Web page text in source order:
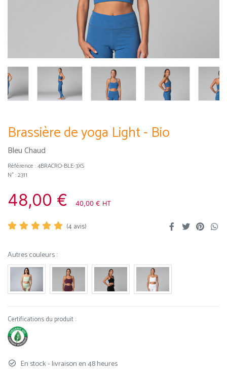
Brassière de yoga Light - Bio
Bleu Chaud
Référence :4BRACRO-BLE-3XS
N° : 2311
48,00 € 40,00 € HT
(4avis)
Autres couleurs :
En stock - livraison en 48 heures
Certifications du produit :